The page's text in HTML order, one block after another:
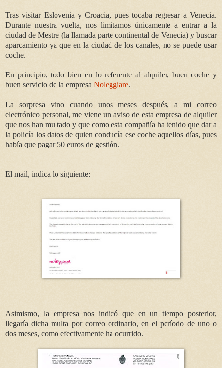
Tras visitar Eslovenia y Croacia, pues tocaba regresar a Venecia.
Durante nuestra vuelta, nos limitamos únicamente a entrar a la
ciudad de Mestre (la llamada parte continental de Venecia) y buscar
aparcamiento ya que en la ciudad de los canales, no se puede usar
coche.
En principio, todo bien en lo referente al alquiler, buen coche y
buen servicio de la empresa Noleggiare.
La sorpresa vino cuando unos meses después, a mi correo
electrónico personal, me viene un aviso de esta empresa de alquiler
que nos han multado y que como esta compañía ha tenido que dar a
la policía los datos de quien conducía ese coche aquellos días, pues
había que pagar 50 euros de gestión.
El mail, indica lo siguiente:
Asimismo, la empresa nos indicó que en un tiempo posterior,
llegaría dicha multa por correo ordinario, en el período de uno o
dos meses, como efectivamente ha ocurrido.